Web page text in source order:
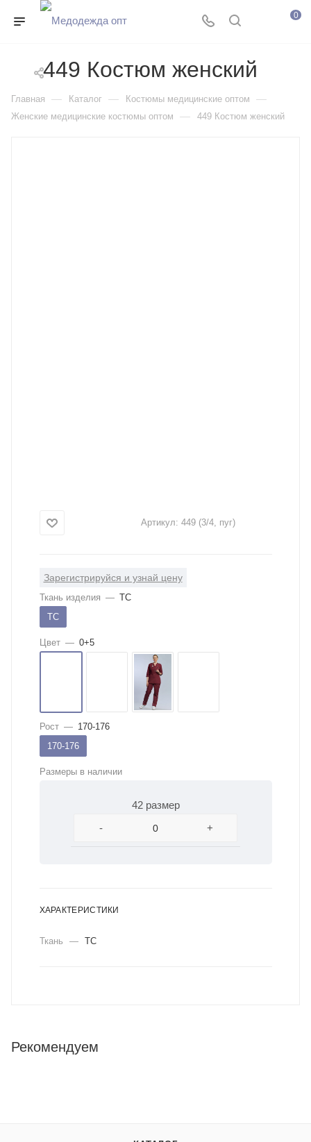
0
449 Костюм женский
Главная — Каталог — Костюмы медицинские оптом —
Женские медицинские костюмы оптом — 449 Костюм женский
Артикул: 449 (3/4, пуг)
Зарегистрируйся и узнай цену
Ткань изделия — ТС
ТС
Цвет — 0+5
Рост — 170-176
170-176
Размеры в наличии
42 размер
-
+
ХАРАКТЕРИСТИКИ
Ткань — ТС
Рекомендуем